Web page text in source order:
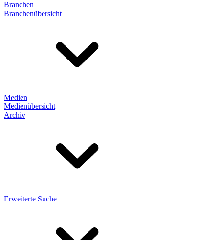
Branchen
Branchenübersicht
Medien
Medienübersicht
Archiv
Erweiterte Suche